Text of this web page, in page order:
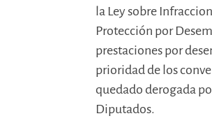
la Ley sobre
Protección por
prestaciones por
prioridad de los
quedado derogada
Diputados.